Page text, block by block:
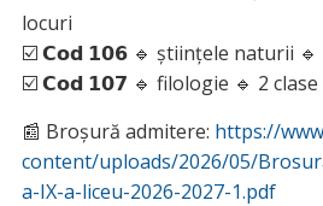
locuri
☑️ 𝗖𝗼𝗱 𝟭𝟬𝟲 🔹 științele naturii 🔹
☑️ 𝗖𝗼𝗱 𝟭𝟬𝟳 🔹 filologie 🔹 2
📰 Broșură admitere: https://
content/uploads/2026/05/
a-IX-a-liceu-2026-2027-1.pdf